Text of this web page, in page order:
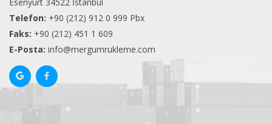
Telefon: +90 (212) 912 0 999 Pbx
Faks: +90 (212) 451 1 609
E-Posta: info@mergumrukleme.com